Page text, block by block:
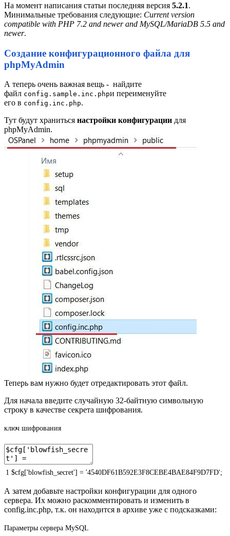
На момент написания статьи последняя версия 5.2.1.
Минимальные требования следующие: Current version
compatible with PHP 7.2 and newer and MySQL/MariaDB 5.5 and
newer.
Создание конфигурационного файла для
phpMyAdmin
А теперь очень важная вещь - найдите
файл config.sample.inc.phpи переименуйте
его в config.inc.php.
Тут будут храниться настройки конфигурации для
phpMyAdmin.
Теперь вам нужно будет отредактировать этот файл.
Для начала введите случайную 32-байтную символьную
строку в качестве секрета шифрования.
ключ шифрования
1 $cfg['blowfish_secret'] = '4540DF61B592E3F8CEBE4BAE84F9D7FD';
А затем добавьте настройки конфигурации для одного
сервера. Их можно раскомментировать и изменить в
config.inc.php, т.к. он находится в архиве уже с подсказками:
Параметры сервера MySQL